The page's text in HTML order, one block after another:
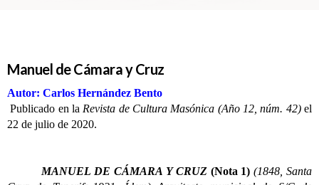
Manuel de Cámara y Cruz
Autor: Carlos Hernández Bento
Publicado en la Revista de Cultura Masónica (Año 12, núm. 42)el
22 de julio de 2020.
MANUEL DE CÁMARA Y CRUZ (Nota 1) (1848, Santa